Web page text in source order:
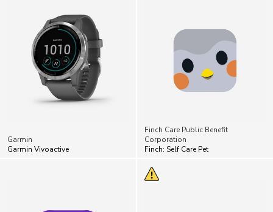
Garmin
Garmin Vivoactive
Finch Care Public Benefit
Corporation
Finch: Self Care Pet